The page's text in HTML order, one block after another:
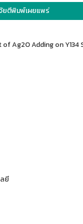
ยตีพิมพ์เผยแพร่
Ag2O Adding on Y134
ยี